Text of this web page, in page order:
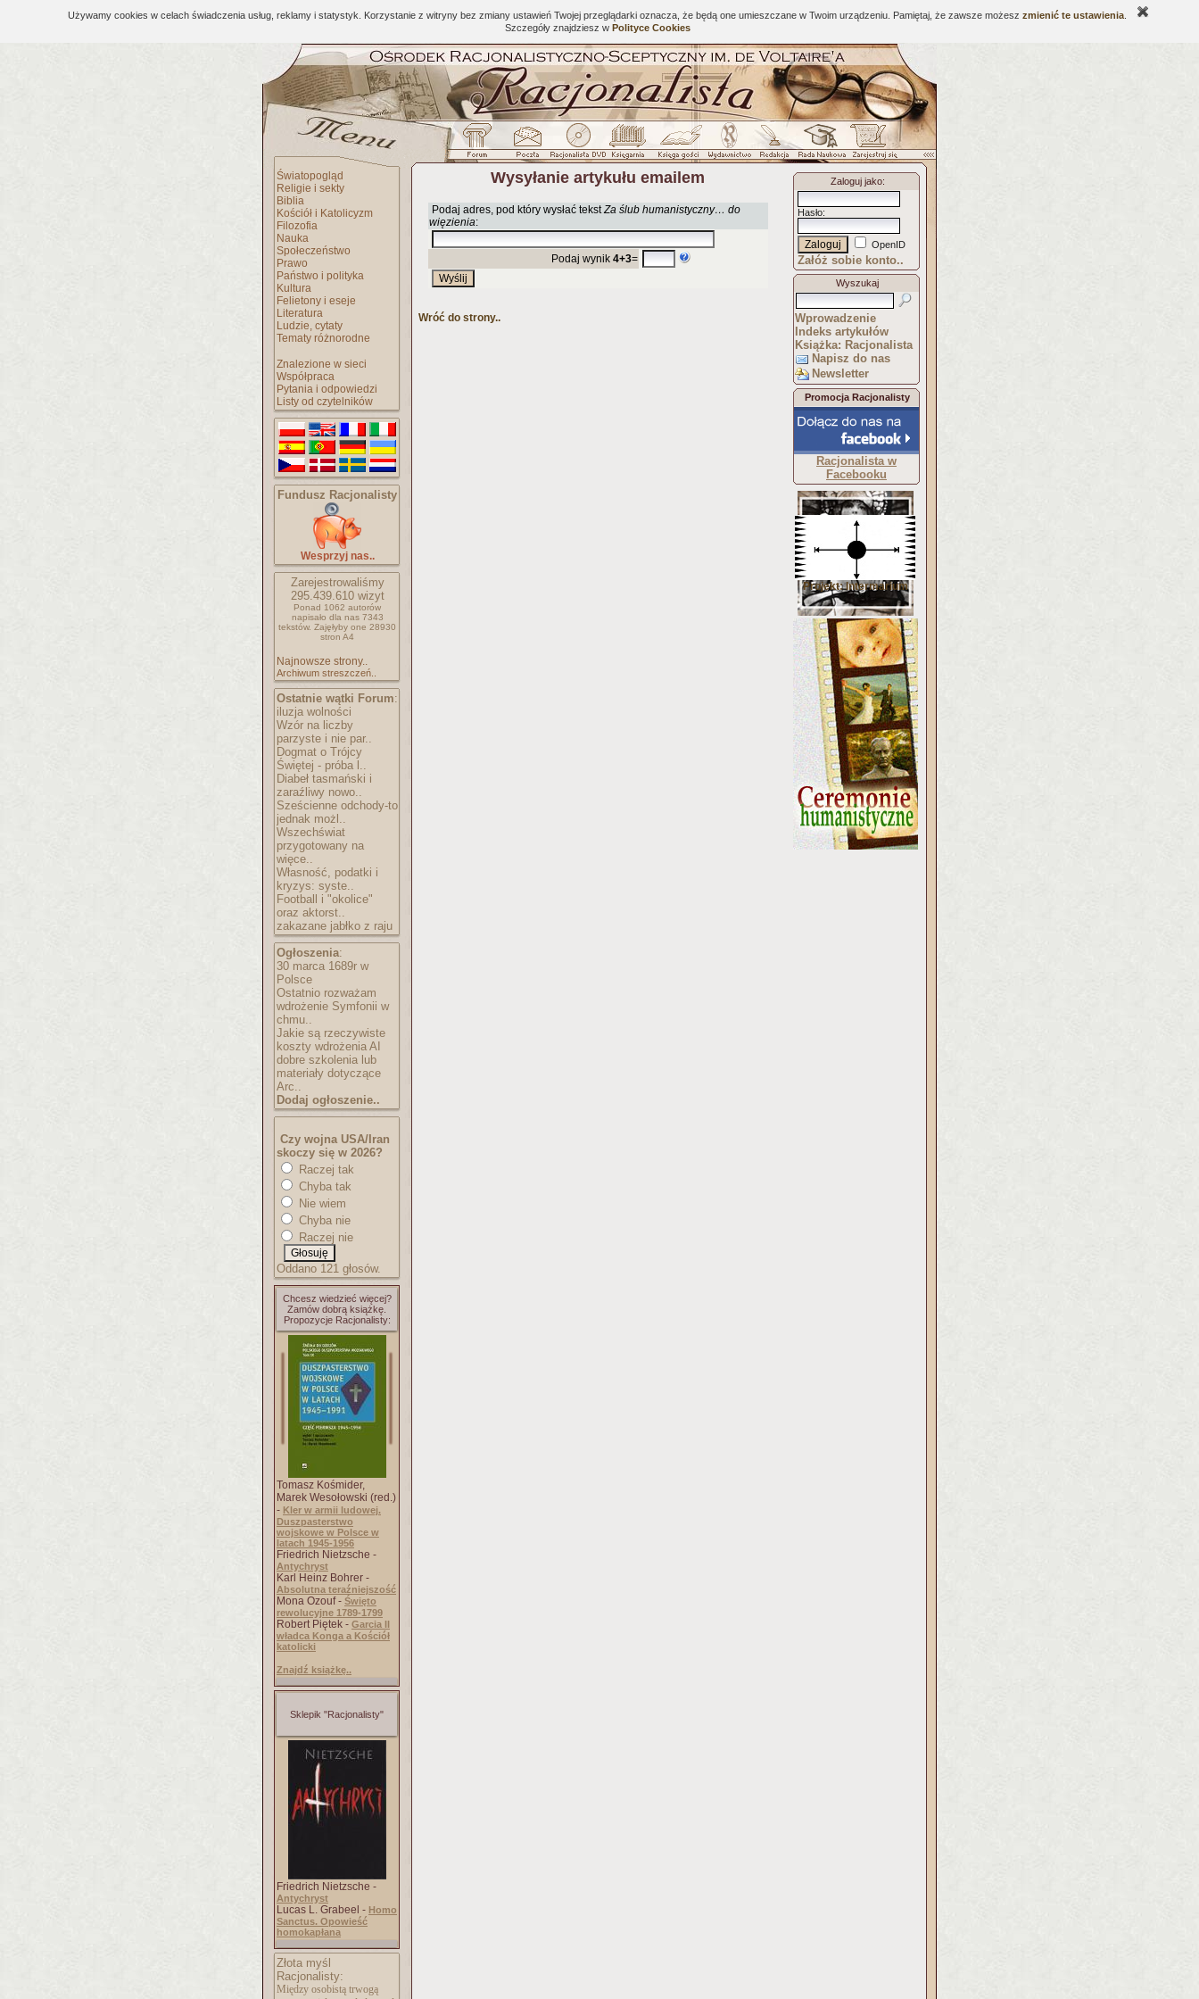
Używamy cookies w celach świadczenia usług, reklamy i statystyk. Korzystanie z witryny bez zmiany ustawień Twojej przeglądarki oznacza, że będą one umieszczane w Twoim urządzeniu. Pamiętaj, że zawsze możesz zmienić te ustawienia
Szczegóły znajdziesz w Polityce Cookies
Światopogląd
Religie i sekty
Biblia
Kościół i Katolicyzm
Filozofia
Nauka
Społeczeństwo
Prawo
Państwo i polityka
Kultura
Felietony i eseje
Literatura
Ludzie, cytaty
Tematy różnorodne
Znalezione w sieci
Współpraca
Pytania i odpowiedzi
Listy od czytelników
Fundusz Racjonalisty
Wesprzyj nas..
Zarejestrowaliśmy
295.439.610wizyt
Ponad 1062 autorów
napisało dla nas 7343
tekstów. Zajęłyby one 28930
stron A4
Najnowsze strony..
Archiwum streszczeń..
Ostatnie wątki Forum:
iluzja wolności
Wzór na liczby
parzyste i nie par..
Dogmat o Trójcy
Świętej - próba l..
Diabeł tasmański i
zaraźliwy nowo..
Sześcienne odchody-to
jednak możl..
Wszechświat
przygotowany na
więce..
Własność, podatki i
kryzys: syste..
Football i "okolice"
oraz aktorst..
zakazane jabłko z raju
Ogłoszenia:
30 marca 1689r w
Polsce
Ostatnio rozważam
wdrożenie Symfonii w
chmu..
Jakie są rzeczywiste
koszty wdrożenia AI
dobre szkolenia lub
materiały dotyczące
Arc..
Dodaj ogłoszenie..
Czy wojna USA/Iran
skoczy się w 2026?
Raczej tak
Chyba tak
Nie wiem
Chyba nie
Raczej nie
Oddano 121 głosów.
Chcesz wiedzieć więcej?
Zamów dobrą książkę.
Propozycje Racjonalisty:
Tomasz Kośmider,
Marek Wesołowski (red.)
- Kler w armii ludowej.
Duszpasterstwo
wojskowe w Polsce w
latach 1945-1956
Friedrich Nietzsche -
Antychryst
Karl Heinz Bohrer -
Absolutna teraźniejszość
Mona Ozouf - Święto
rewolucyjne 1789-1799
Robert Piętek - Garcia II
władca Konga a Kościół
katolicki
Znajdź książkę..
Sklepik "Racjonalisty"
Friedrich Nietzsche -
Antychryst
Lucas L. Grabeel - Homo
Sanctus. Opowieść
homokapłana
Złota myśl
Racjonalisty:
Między osobistą trwogą
Wysyłanie artykułu emailem
Podaj adres, pod który wysłać tekstZa ślub humanistyczny… do
więzienia:
Podaj wynik 4+3=
Wróć do strony..
Zaloguj jako:
Hasło:
OpenID
Załóż sobie konto..
Wyszukaj
Wprowadzenie
Indeks artykułów
Książka: Racjonalista
Napisz do nas
Newsletter
Promocja Racjonalisty
Racjonalista w
Facebooku